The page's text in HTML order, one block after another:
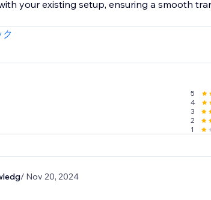
your existing setup, ensuring a smooth
5
4
3
2
1
/ Nov 20, 2024